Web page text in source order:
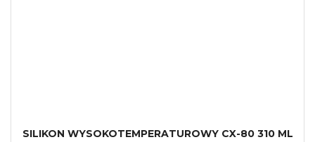
SILIKON WYSOKOTEMPERATUROWY CX-80 310 ML